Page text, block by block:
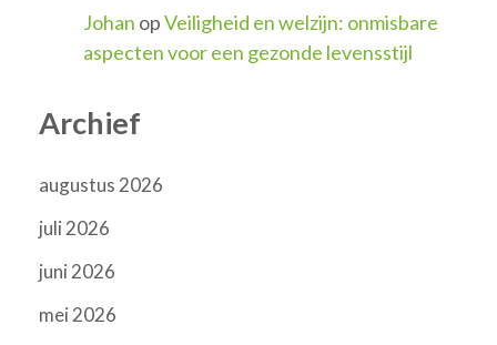
Johan opVeiligheid en welzijn: onmisbare
aspecten voor een gezonde levensstijl
Archief
augustus 2026
juli 2026
juni 2026
mei 2026